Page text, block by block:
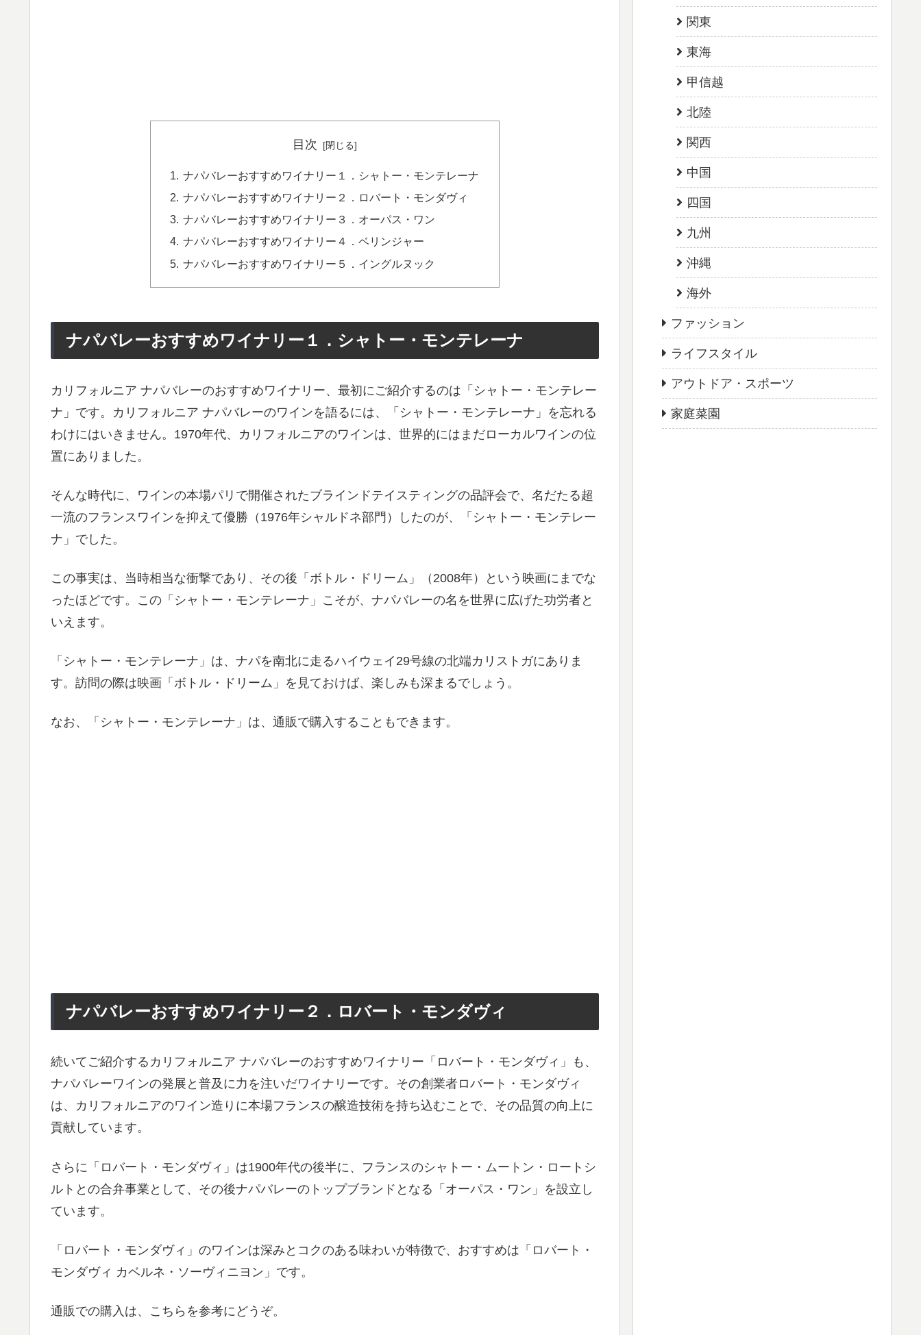
目次
ナパバレーおすすめワイナリー１．シャトー・モンテレーナ
ナパバレーおすすめワイナリー２．ロバート・モンダヴィ
ナパバレーおすすめワイナリー３．オーパス・ワン
ナパバレーおすすめワイナリー４．ベリンジャー
ナパバレーおすすめワイナリー５．イングルヌック
ナパバレーおすすめワイナリー１．シャトー・モンテレーナ
カリフォルニア ナパバレーのおすすめワイナリー、最初にご紹介するのは「シャトー・モンテレー
ナ」です。カリフォルニア ナパバレーのワインを語るには、「シャトー・モンテレーナ」を忘れる
わけにはいきません。1970年代、カリフォルニアのワインは、世界的にはまだローカルワインの位
置にありました。
そんな時代に、ワインの本場パリで開催されたブラインドテイスティングの品評会で、名だたる超
一流のフランスワインを抑えて優勝（1976年シャルドネ部門）したのが、「シャトー・モンテレー
ナ」でした。
この事実は、当時相当な衝撃であり、その後「ボトル・ドリーム」（2008年）という映画にまでな
ったほどです。この「シャトー・モンテレーナ」こそが、ナパバレーの名を世界に広げた功労者と
いえます。
「シャトー・モンテレーナ」は、ナパを南北に走るハイウェイ29号線の北端カリストガにありま
す。訪問の際は映画「ボトル・ドリーム」を見ておけば、楽しみも深まるでしょう。
なお、「シャトー・モンテレーナ」は、通販で購入することもできます。
ナパバレーおすすめワイナリー２．ロバート・モンダヴィ
続いてご紹介するカリフォルニア ナパバレーのおすすめワイナリー「ロバート・モンダヴィ」も、
ナパバレーワインの発展と普及に力を注いだワイナリーです。その創業者ロバート・モンダヴィ
は、カリフォルニアのワイン造りに本場フランスの醸造技術を持ち込むことで、その品質の向上に
貢献しています。
さらに「ロバート・モンダヴィ」は1900年代の後半に、フランスのシャトー・ムートン・ロートシ
ルトとの合弁事業として、その後ナパバレーのトップブランドとなる「オーパス・ワン」を設立し
ています。
「ロバート・モンダヴィ」のワインは深みとコクのある味わいが特徴で、おすすめは「ロバート・
モンダヴィ カベルネ・ソーヴィニヨン」です。
通販での購入は、こちらを参考にどうぞ。
関東
東海
甲信越
北陸
関西
中国
四国
九州
沖縄
海外
ファッション
ライフスタイル
アウトドア・スポーツ
家庭菜園